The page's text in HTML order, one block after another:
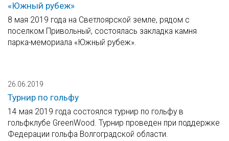
«Южный рубеж»
8 мая 2019 года на Светлоярской земле, рядом с
поселком Привольный, состоялась закладка камня
парка-мемориала «Южный рубеж».
26.06.2019
Турнир по гольфу
14 мая 2019 года состоялся турнир по гольфу в
гольфклубе GreenWood. Турнир проведен при поддержке
Федерации гольфа Волгоградской области.